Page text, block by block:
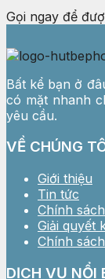
Gọi ngay để
Bất kể bạn ở
có mặt nhanh
yêu cầu.
VỀ CHÚNG
Giới thiệu
Tin tức
Chính
Giải quyết
Chính
DỊCH VỤ NỔI